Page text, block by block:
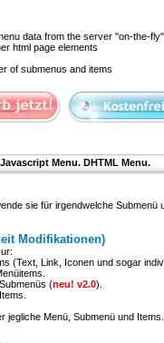
data from the server "on-the-
html page elements
of submenus and items
Javascript Menu. DHTML Menu.
sie für irgendwelche Submenü
Modifikationen)
(Text, Link, Iconen und sogar
(neu! v2.0).
jegliche Menü, Submenü und Items.